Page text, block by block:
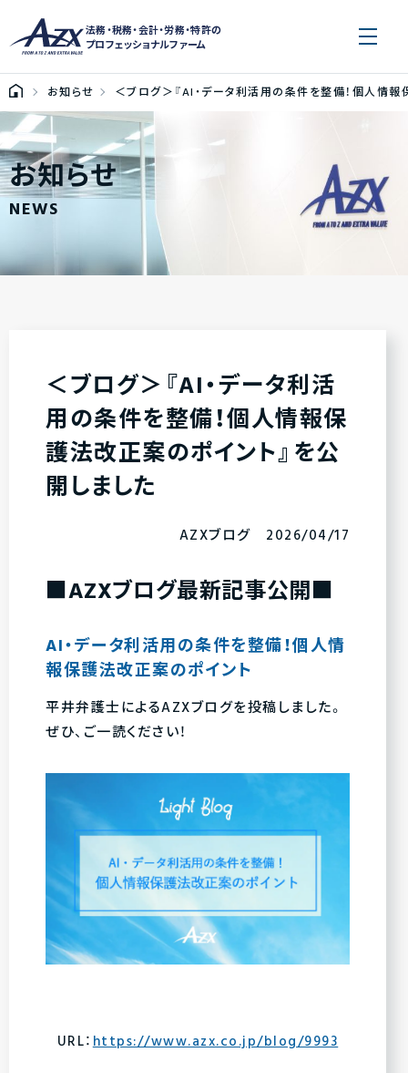
法務・税務・会計・労務・特許の
プロフェッショナルファーム
お知らせ ＜ブログ＞『AI・データ利活用の条件を整備！個人情
お知らせ
NEWS
＜ブログ＞『AI・データ利活
用の条件を整備！個人情報保
護法改正案のポイント』を公
開しました
AZXブログ 2026/04/17
■AZXブログ最新記事公開■
AI・データ利活用の条件を整備！個人情
報保護法改正案のポイント
平井弁護士によるAZXブログを投稿しました。
ぜひ、ご一読ください！
URL：https://www.azx.co.jp/blog/9993